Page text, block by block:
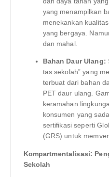
yang menampilkan
menekankan
yang bergaya.
dan mahal.
Bahan Daur Ulang:
tas sekolah” yang
terbuat dari bahan
PET daur ulang.
keramahan
konsumen yang
sertifikasi seperti
(GRS) untuk
Kompartmentalisasi:
Sekolah